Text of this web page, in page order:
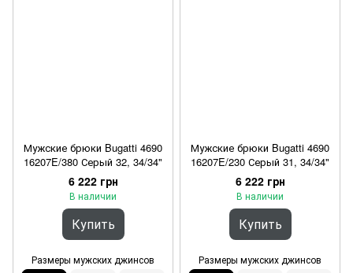
Мужские брюки Bugatti 4690
16207E/380 Серый 32, 34/34"
6 222 грн
В наличии
Купить
Размеры мужских джинсов
Мужские брюки Bugatti 4690
16207E/230 Серый 31, 34/34"
6 222 грн
В наличии
Купить
Размеры мужских джинсов